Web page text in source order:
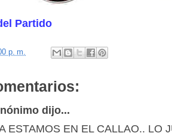
Partido
p. m.
dijo...
ESTAMOS EN EL CALLAO.. LO